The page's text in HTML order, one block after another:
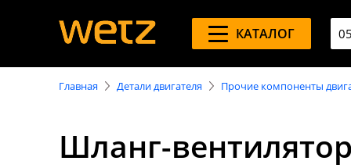
КАТАЛОГ
Главная Детали двигателя Прочие компоненты
Шланг-вентилятор